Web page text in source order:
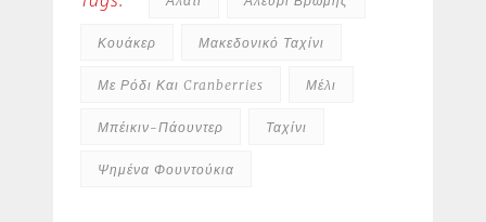
Κουάκερ Μακεδονικό Ταχίνι
Με Ρόδι Και Cranberries Μέλι
Μπέικιν-Πάουντερ Ταχίνι
Ψημένα Φουντούκια